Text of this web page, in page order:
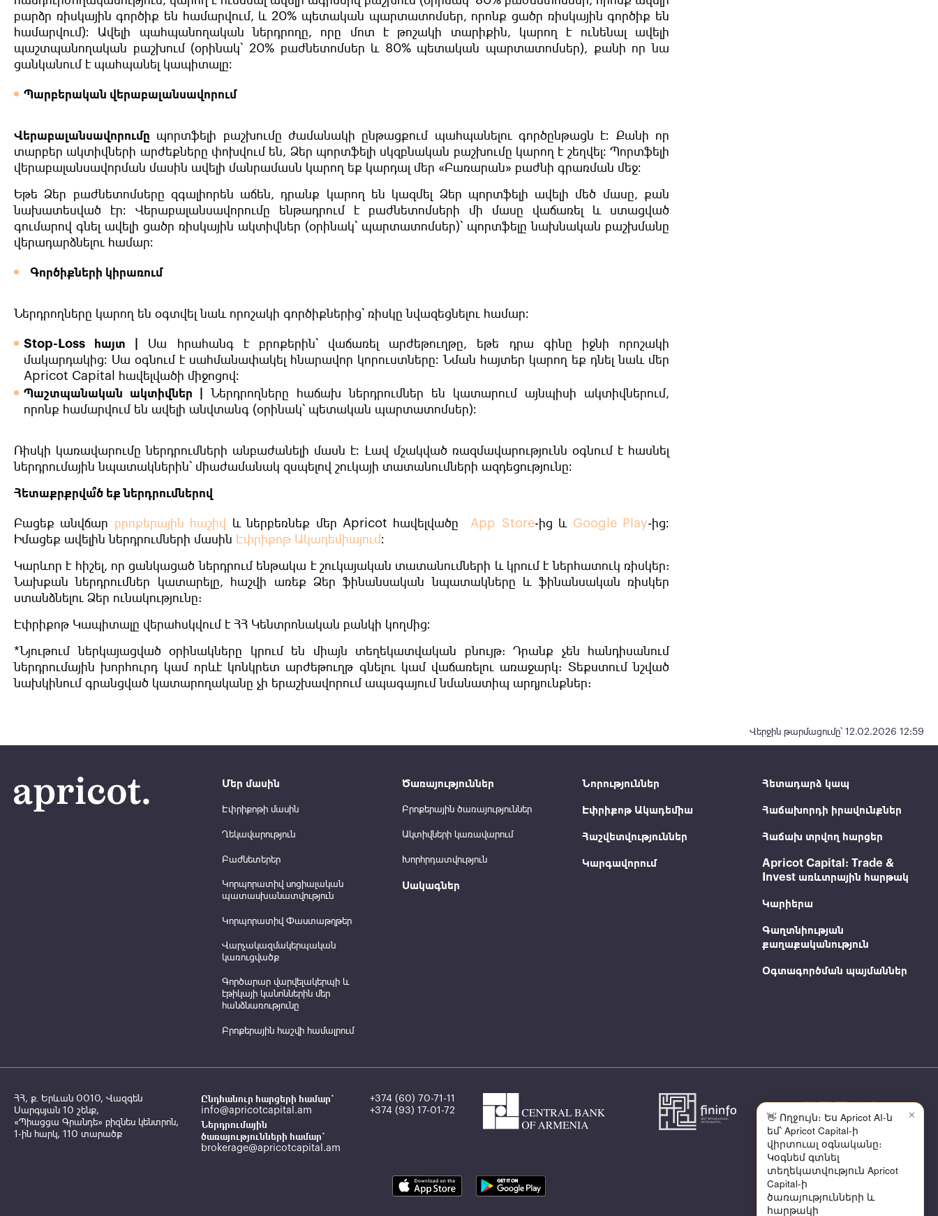
բարձր ռիսկային գործիք են համարվում, և 20% պետական պարտատոմսեր, որոնք ցածր ռիսկային գործիք են
համարվում)։ Ավելի պահպանողական ներդրողը, որը մոտ է թոշակի տարիքին, կարող է ունենալ ավելի
պաշտպանողական բաշխում (օրինակ՝ 20% բաժնետոմսեր և 80% պետական պարտատոմսեր), քանի որ նա
ցանկանում է պահպանել կապիտալը։
Պարբերական վերաբալանսավորում
Վերաբալանսավորումը պորտֆելի բաշխումը ժամանակի ընթացքում պահպանելու գործընթացն է։ Քանի որ
տարբեր ակտիվների արժեքները փոխվում են, Ձեր պորտֆելի սկզբնական բաշխումը կարող է շեղվել։ Պորտֆելի
վերաբալանսավորման մասին ավելի մանրամասն կարող եք կարդալ մեր «Բառարան» բաժնի գրառման մեջ։
Եթե Ձեր բաժնետոմսերը զգալիորեն աճեն, դրանք կարող են կազմել Ձեր պորտֆելի ավելի մեծ մասը, քան
նախատեսված էր։ Վերաբալանսավորումը ենթադրում է բաժնետոմսերի մի մասը վաճառել և ստացված
գումարով գնել ավելի ցածր ռիսկային ակտիվներ (օրինակ՝ պարտատոմսեր)՝ պորտֆելը նախնական բաշխմանը
վերադարձնելու համար։
Գործիքների կիրառում
Ներդրողները կարող են օգտվել նաև որոշակի գործիքներից՝ ռիսկը նվազեցնելու համար։
Stop-Loss հայտ |
Սա հրահանգ է բրոքերին՝ վաճառել արժեթուղթը, եթե դրա գինը իջնի որոշակի
մակարդակից։ Սա օգնում է սահմանափակել հնարավոր կորուստները։ Նման հայտեր կարող եք դնել նաև մեր
Apricot Capital հավելվածի միջոցով։
Պաշտպանական ակտիվներ |
Ներդրողները հաճախ ներդրումներ են կատարում այնպիսի ակտիվներում,
որոնք համարվում են ավելի անվտանգ (օրինակ՝ պետական պարտատոմսեր)։
Ռիսկի կառավարումը ներդրումների անբաժանելի մասն է։ Լավ մշակված ռազմավարությունն օգնում է հասնել
ներդրումային նպատակներին՝ միաժամանակ զսպելով շուկայի տատանումների ազդեցությունը։
Հետաքրքրվա՞ծ եք ներդրումներով
Բացեք անվճար բրոքերային հաշիվ և ներբեռնեք մեր Apricot հավելվածը App Store-ից և Google Play-ից։
Իմացեք ավելին ներդրումների մասին Էփրիքոթ Ակադեմիայում։
Կարևոր է հիշել, որ ցանկացած ներդրում ենթակա է շուկայական տատանումների և կրում է ներհատուկ ռիսկեր:
Նախքան ներդրումներ կատարելը, հաշվի առեք Ձեր ֆինանսական նպատակները և ֆինանսական ռիսկեր
ստանձնելու Ձեր ունակությունը:
Էփրիքոթ Կապիտալը վերահսկվում է ՀՀ Կենտրոնական բանկի կողմից։
*Նյութում ներկայացված օրինակները կրում են միայն տեղեկատվական բնույթ: Դրանք չեն հանդիսանում
ներդրումային խորհուրդ կամ որևէ կոնկրետ արժեթուղթ գնելու կամ վաճառելու առաջարկ: Տեքստում նշված
նախկինում գրանցված կատարողականը չի երաշխավորում ապագայում նմանատիպ արդյունքներ:
Վերջին թարմացումը՝ 12.02.2026 12:59
Մեր մասին
Էփրիքոթի մասին
Ղեկավարություն
Բաժնետերեր
Կորպորատիվ սոցիալական
պատասխանատվություն
Կորպորատիվ Փաստաթղթեր
Վարչակազմակերպական
կառուցվածք
Գործարար վարվելակերպի և
էթիկայի կանոններին մեր
հանձնառությունը
Բրոքերային հաշվի համալրում
Ծառայություններ
Բրոքերային ծառայություններ
Ակտիվների կառավարում
Խորհրդատվություն
Սակագներ
Նորություններ
Էփրիքոթ Ակադեմիա
Հաշվետվություններ
Կարգավորում
Հետադարձ կապ
Հաճախորդի իրավունքներ
Հաճախ տրվող հարցեր
Apricot Capital: Trade &
Invest առևտրային հարթակ
Կարիերա
Գաղտնիության
քաղաքականություն
Օգտագործման պայմաններ
ՀՀ, ք․ Երևան 0010, Վազգեն
Սարգսյան 10 շենք,
«Պիացցա Գրանդե» բիզնես կենտրոն,
1-ին հարկ, 110 տարածք
Ընդհանուր հարցերի համար`
info@apricotcapital.am
Ներդրումային
ծառայությունների համար`
brokerage@apricotcapital.am
+374 (60) 70-71-11
+374 (93) 17-01-72
✕
👋 Ողջույն։ Ես Apricot AI-ն
եմ՝ Apricot Capital-ի
վիրտուալ օգնականը։
Կօգնեմ գտնել
տեղեկատվություն Apricot
Capital-ի
ծառայությունների և
հարթակի